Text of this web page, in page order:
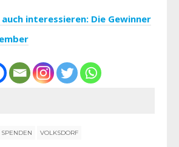
interessieren: Die Gewinner
SPENDEN VOLKSDORF